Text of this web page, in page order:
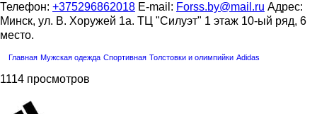
Телефон: +375296862018 E-mail: Forss.by@mail.ru Адрес:
Минск, ул. В. Хоружей 1а. ТЦ "Силуэт" 1 этаж 10-ый ряд, 6
место.
Главная Мужская одежда Спортивная Толстовки и олимпийки Adidas
1114 просмотров